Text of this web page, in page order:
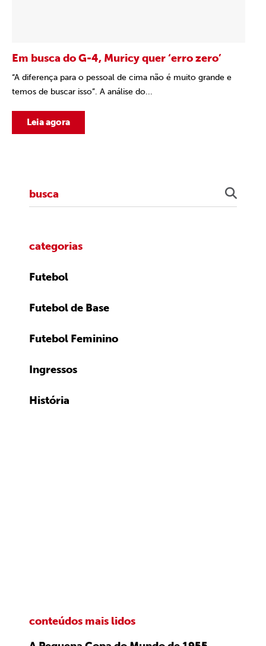
Em busca do G-4, Muricy quer ‘erro zero’
“A diferença para o pessoal de cima não é muito grande e
temos de buscar isso”. A análise do...
Leia agora
categorias
Futebol
Futebol de Base
Futebol Feminino
Ingressos
História
conteúdos mais lidos